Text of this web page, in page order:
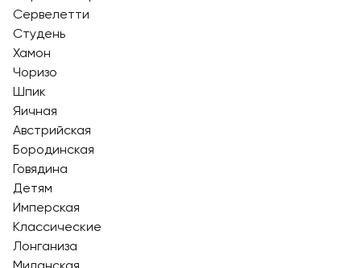
Сервелетти
Студень
Хамон
Чоризо
Шпик
Яичная
Австрийская
Бородинская
Говядина
Детям
Имперская
Классические
Лонганиза